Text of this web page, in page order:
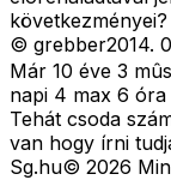
következményei?
© grebber2014.
Már 10 éve 3
napi 4 max 6 óra
Tehát csoda
van hogy írni
Sg.hu© 2026